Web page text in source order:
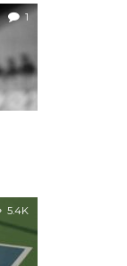
1
5.4K